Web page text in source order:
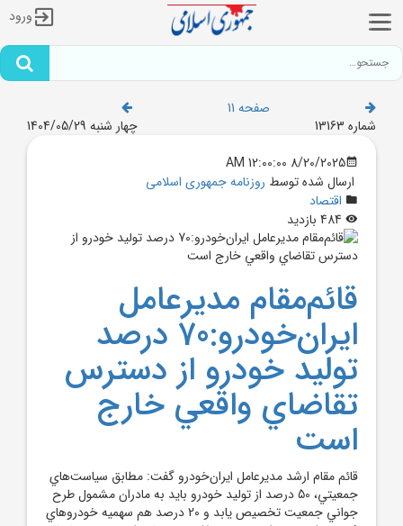
ورود
صفحه 11
شماره 13163
چهار شنبه 1404/05/29
8/20/2025 12:00:00 AM
ارسال شده توسط روزنامه جمهوری اسلامی
اقتصاد
قائم‌مقام مديرعامل
ايران‌خودرو:70 درصد
توليد خودرو از دسترس
تقاضاي واقعي خارج
است
قائم مقام ارشد مديرعامل ايران‌خودرو گفت: مطابق سياست‌هاي
جمعيتي، 50 درصد از توليد خودرو بايد به مادران مشمول طرح
جواني جمعيت تخصيص يابد و 20 درصد هم سهميه خودروهاي